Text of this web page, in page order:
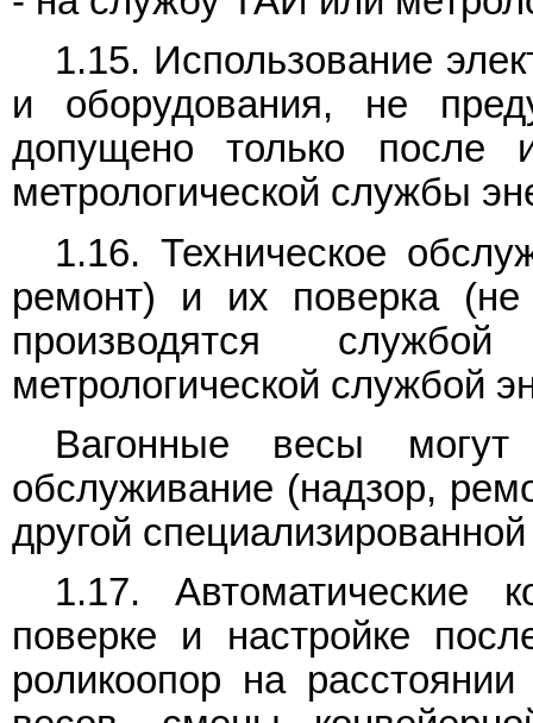
1.15. Использование
и оборудования, не
допущено только после
метрологической службы
1.16. Техническое
ремонт) и их поверка
производятся
метрологической службой
Вагонные весы могут
обслуживание (надзор,
другой
1.17. Автоматические
поверке и настройке
роликоопор на